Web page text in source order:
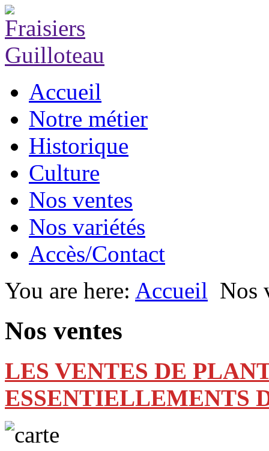
Accueil
Notre métier
Historique
Culture
Nos ventes
Nos variétés
Accès/Contact
You are here: Accueil Nos
Nos ventes
LES VENTES DE
ESSENTIELLEMENTS